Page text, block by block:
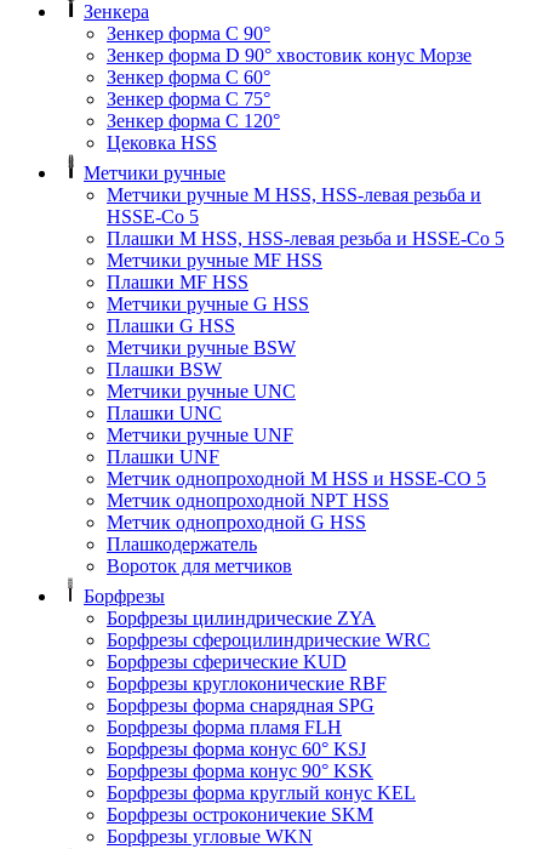
Зенкера
Зенкер форма С 90°
Зенкер форма D 90° хвостовик конус Морзе
Зенкер форма С 60°
Зенкер форма С 75°
Зенкер форма С 120°
Цековка HSS
Метчики ручные
Метчики ручные M HSS, HSS-левая резьба и
HSSE-Co 5
Плашки M HSS, HSS-левая резьба и HSSE-Co 5
Метчики ручные MF HSS
Плашки MF HSS
Метчики ручные G HSS
Плашки G HSS
Метчики ручные BSW
Плашки BSW
Метчики ручные UNC
Плашки UNC
Метчики ручные UNF
Плашки UNF
Метчик однопроходной M HSS и HSSE-CO 5
Метчик однопроходной NPT HSS
Метчик однопроходной G HSS
Плашкодержатель
Вороток для метчиков
Борфрезы
Борфрезы цилиндрические ZYA
Борфрезы сфероцилиндрические WRC
Борфрезы сферические KUD
Борфрезы круглоконические RBF
Борфрезы форма снарядная SPG
Борфрезы форма пламя FLH
Борфрезы форма конус 60° KSJ
Борфрезы форма конус 90° KSK
Борфрезы форма круглый конус KEL
Борфрезы остроконичекие SKM
Борфрезы угловые WKN